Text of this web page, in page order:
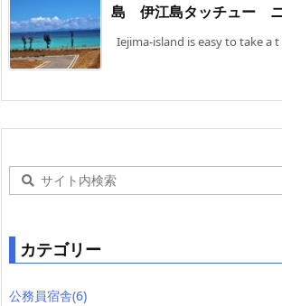
島 伊江島タッチュー
Iejima-island is easy to take a t
カテゴリー
公務員宿舎(6)